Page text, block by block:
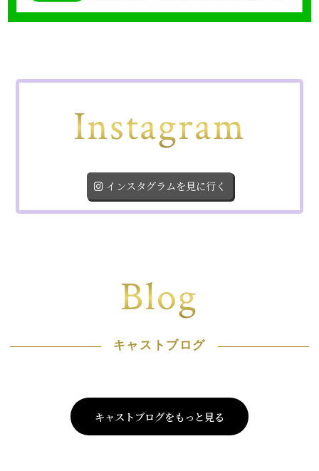
Instagram
インスタグラムを見に行く
Blog
キャストブログ
キャストブログをもっと見る